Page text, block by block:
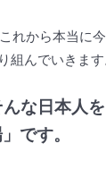
れから本当に
組んでいきます
な日本人
です。